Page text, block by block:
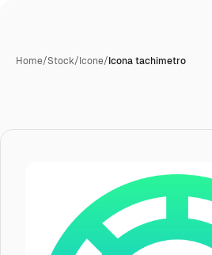
Home/Stock/Icone/Icona tachimetro